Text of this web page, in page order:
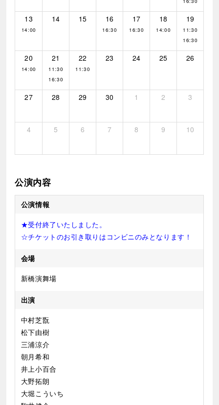
13
14:00
14 15 16
16:30
17
16:30
18
14:00
19
11:30
16:30
20
14:00
21
11:30
16:30
22
11:30
23 24 25 26
27 28 29 30 1 2 3
4 5 6 7 8 9 10
公演内容
公演情報
★受付終了いたしました。
☆チケットのお引き取りはコンビニのみとなります！
会場
新橋演舞場
出演
中村芝翫
松下由樹
三浦涼介
朝月希和
井上小百合
大野拓朗
大堀こういち